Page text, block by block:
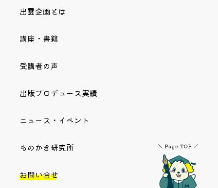
出雲企画とは
講座・書籍
受講者の声
出版プロデュース実績
ニュース・イベント
ものかき研究所
お問い合せ